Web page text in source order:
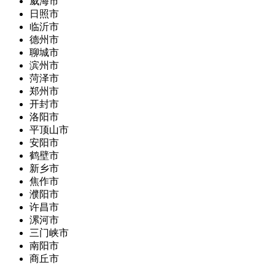
日照市
临沂市
德州市
聊城市
滨州市
菏泽市
郑州市
开封市
洛阳市
平顶山市
安阳市
鹤壁市
新乡市
焦作市
濮阳市
许昌市
漯河市
三门峡市
南阳市
商丘市